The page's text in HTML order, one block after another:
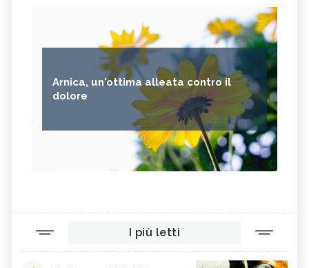
Arnica, un'ottima alleata contro il
dolore
I più letti